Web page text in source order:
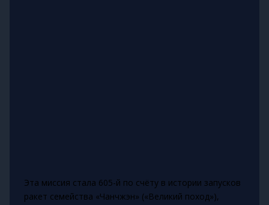
Эта миссия стала 605-й по счёту в истории запусков
ракет семейства «Чанчжэн» («Великий поход»),